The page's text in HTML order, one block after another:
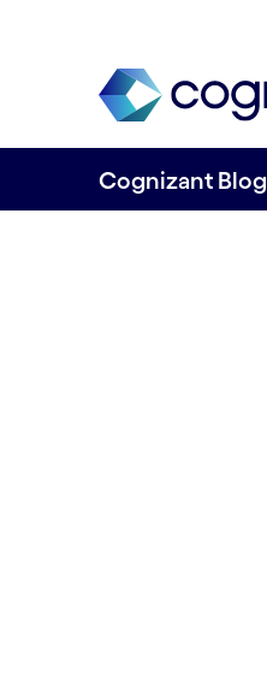
Cognizant Blog